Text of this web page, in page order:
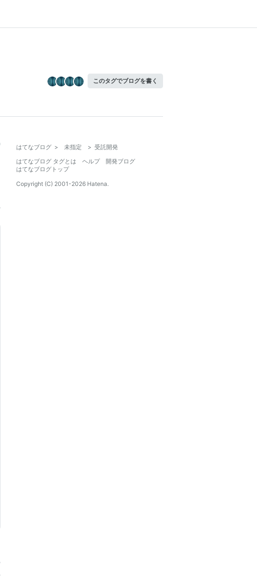
このタグでブログを書く
はてなブログ > 未指定 > 受託開発
はてなブログ タグとは
ヘルプ
開発ブログ
はてなブログトップ
Copyright (C) 2001-2026 Hatena.